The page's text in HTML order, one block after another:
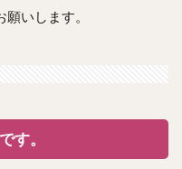
いします。
す。